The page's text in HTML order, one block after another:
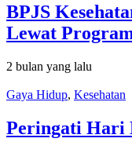
BPJS
Lewat
2 bulan yang lalu
Gaya Hidup, Kesehatan
Peringati Hari